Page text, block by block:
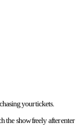
your tickets.
the show freely after enter